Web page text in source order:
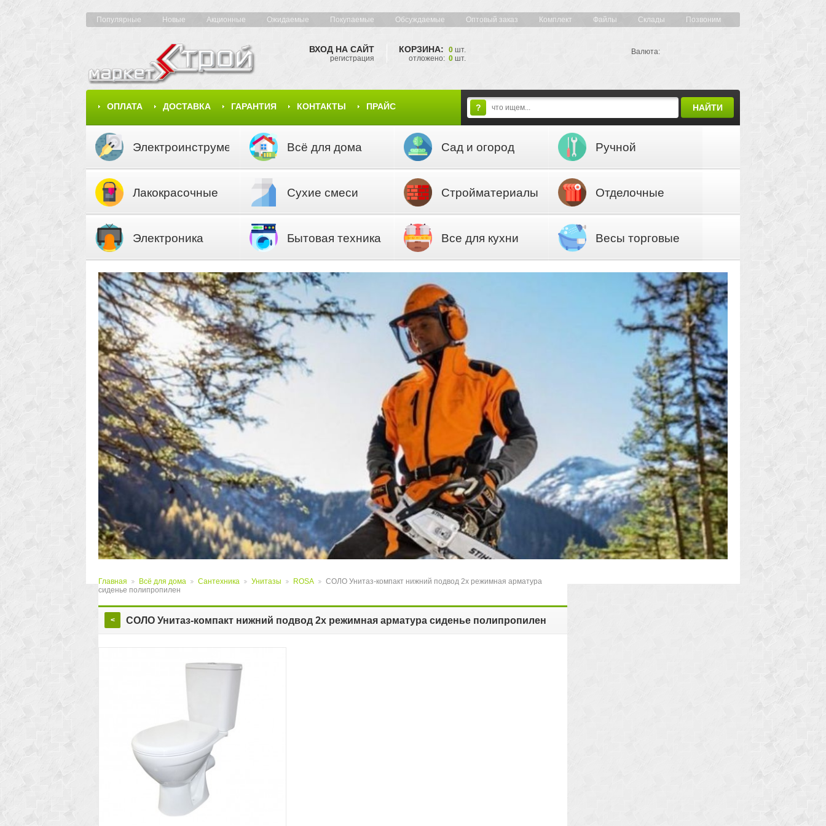
Популярные Новые Акционные Ожидаемые Покупаемые Обсуждаемые Оптовый заказ Комплект Файлы Склады Позвоним
Валюта:
? НАЙТИ
ОПЛАТА ДОСТАВКА ГАРАНТИЯ КОНТАКТЫ ПРАЙС
КАРТА САЙТА
КОРЗИНА: 0 шт.
отложено: 0 шт.
ВХОД НА САЙТ
регистрация
Электроинструмент Всё для дома Сад и огород
Ручной
Лакокрасочные
Сухие смеси Стройматериалы
Отделочные
Электроника Бытовая техника Все для кухни Весы торговые
Главная
>
Всё для дома Сантехника Унитазы ROSA
СОЛО Унитаз-компакт нижний подвод 2х режимная арматура
сиденье полипропилен
< СОЛО Унитаз-компакт нижний подвод 2х режимная арматура сиденье полипропилен